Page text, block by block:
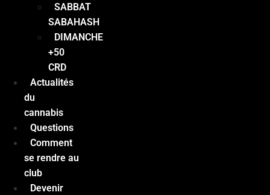
SABBAT
SABAHASH
DIMANCHE
+50
CRD
Actualités
du
cannabis
Questions
Comment
se rendre au
club
Devenir